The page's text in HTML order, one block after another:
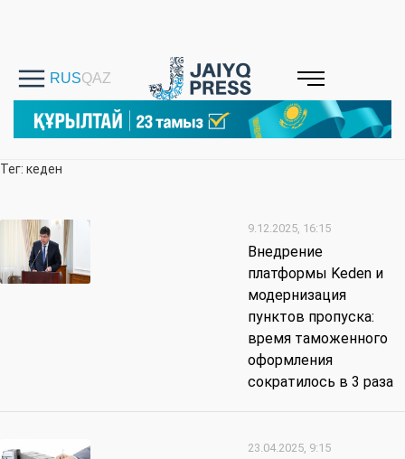
Тег: кеден
9.12.2025, 16:15
Внедрение
платформы Keden и
модернизация
пунктов пропуска:
время таможенного
оформления
сократилось в 3 раза
23.04.2025, 9:15